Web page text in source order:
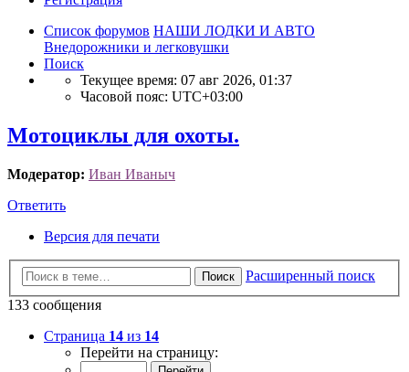
Список форумов НАШИ ЛОДКИ И АВТО
Внедорожники и легковушки
Поиск
Текущее время: 07 авг 2026, 01:37
Часовой пояс: UTC+03:00
Мотоциклы для охоты.
Модератор: Иван Иваныч
Ответить
Ответить
Версия для печати
Поиск
Расширенный поиск
133 сообщения
Страница 14 из 14
Перейти на страницу: